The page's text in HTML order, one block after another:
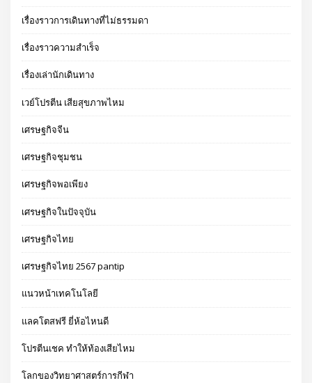
เรื่องราวการเดินทางที่ไม่ธรรมดา
เรื่องราวความสำเร็จ
เรื่องเล่านักเดินทาง
เวย์โปรตีน เสียสุขภาพไหม
เศรษฐกิจจีน
เศรษฐกิจชุมชน
เศรษฐกิจพอเพียง
เศรษฐกิจในปัจจุบัน
เศรษฐกิจไทย
เศรษฐกิจไทย 2567 pantip
แนวหน้าเทคโนโลยี
แลคโตสฟรี ยี่ห้อไหนดี
โปรตีนเชค ทำให้ท้องเสียไหม
โลกของวิทยาศาสตร์การกีฬา